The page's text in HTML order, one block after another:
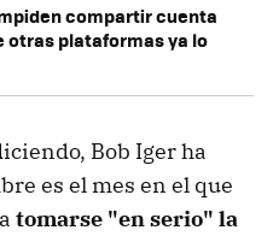
compartir cuenta
otras plataformas ya lo
Bob Iger ha
es el mes en el que
tomarse "en serio" la